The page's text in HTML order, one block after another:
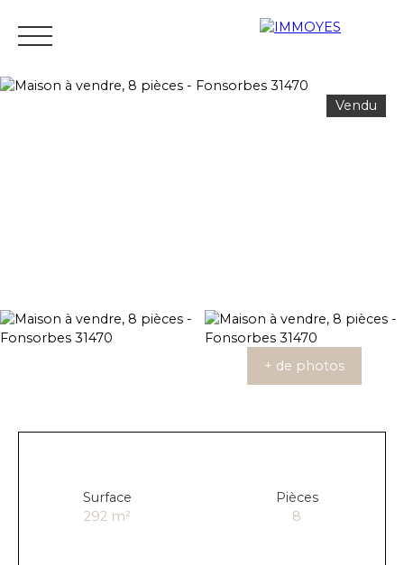
Vendu
+ de photos
Surface
292 m²
Pièces
8